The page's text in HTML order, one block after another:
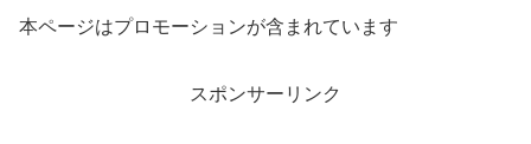
本ページはプロモーションが含まれています
スポンサーリンク